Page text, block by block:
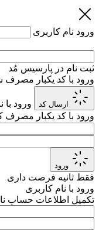
ورود نام کاربری
ثبت نام در پارسیس مُد
ورود با کد یکبار مصرف
ارسال کد
ورود با
ورود با کد یکبار مصرف
ورود
فقط ثانیه فرصت داری
ورود با نام کاربری
تکمیل اطلاعات حساب